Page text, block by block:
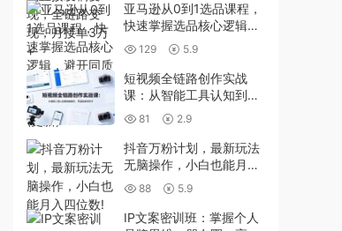
亚马逊从0到1选品课程，
快速掌握选品核心逻辑，
避开同质化陷阱，精准锁
定高潜力市场(更新)
129 5.9
短视频全链路创作实战
课：从智能工具认知到短
剧制作，零基础系统学习
81 2.9
抖音万粉计划，最新玩法
无脑操作，小白也能月入
四位数!
88 5.9
IP文案密训班：掌握个人